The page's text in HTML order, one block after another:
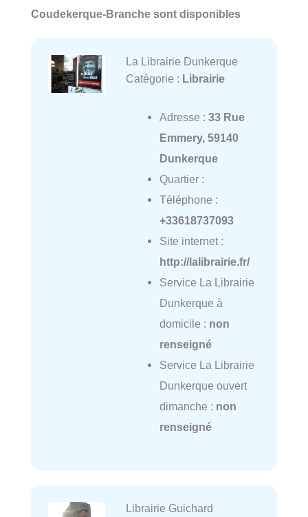
Coudekerque-Branche sont disponibles
La Librairie Dunkerque
Catégorie : Librairie
Adresse : 33 Rue
Emmery, 59140
Dunkerque
Quartier :
Téléphone :
+33618737093
Site internet :
http://lalibrairie.fr/
Service La Librairie
Dunkerque à
domicile : non
renseigné
Service La Librairie
Dunkerque ouvert
dimanche : non
renseigné
Librairie Guichard